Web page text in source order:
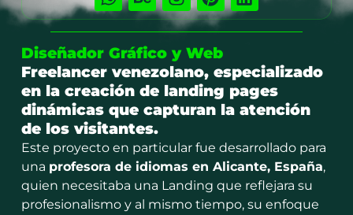
Diseñador Gráfico y Web
Freelancer venezolano, especializado
en la creación de landing pages
dinámicas que capturan la atención
de los visitantes.
Este proyecto en particular fue desarrollado para
una profesora de idiomas en Alicante, España,
quien necesitaba una Landing que reflejara su
profesionalismo y al mismo tiempo, su enfoque